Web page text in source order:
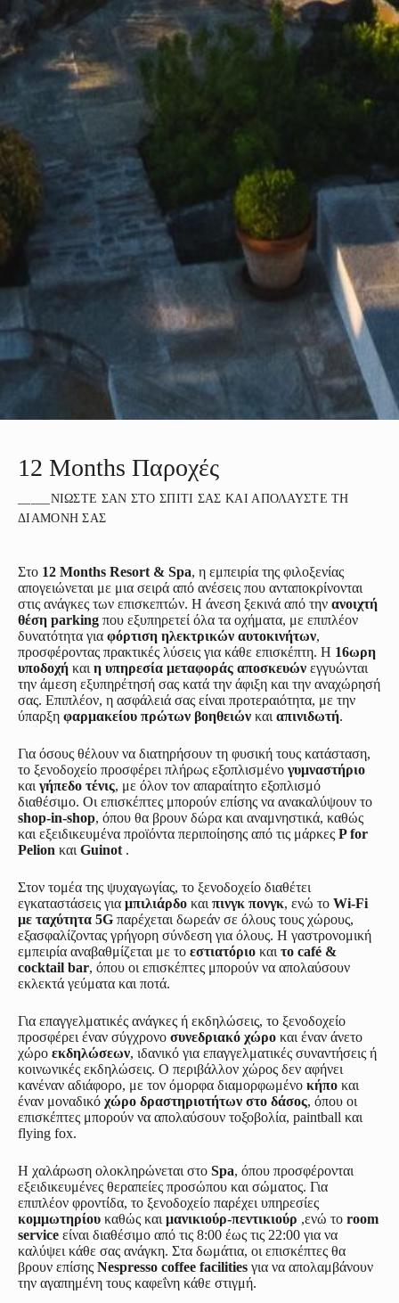
12 Months Παροχές
_____ΝΙΏΣΤΕ ΣΑΝ ΣΤΟ ΣΠΊΤΙ ΣΑΣ ΚΑΙ ΑΠΟΛΑΎΣΤΕ ΤΗ
ΔΙΑΜΟΝΉ ΣΑΣ
Στο 12 Months Resort & Spa, η εμπειρία της φιλοξενίας
απογειώνεται με μια σειρά από ανέσεις που ανταποκρίνονται
στις ανάγκες των επισκεπτών. Η άνεση ξεκινά από την ανοιχτή
θέση parking που εξυπηρετεί όλα τα οχήματα, με επιπλέον
δυνατότητα για φόρτιση ηλεκτρικών αυτοκινήτων,
προσφέροντας πρακτικές λύσεις για κάθε επισκέπτη. Η 16ωρη
υποδοχή και η υπηρεσία μεταφοράς αποσκευών εγγυώνται
την άμεση εξυπηρέτησή σας κατά την άφιξη και την αναχώρησή
σας. Επιπλέον, η ασφάλειά σας είναι προτεραιότητα, με την
ύπαρξη φαρμακείου πρώτων βοηθειών και απινιδωτή.
Για όσους θέλουν να διατηρήσουν τη φυσική τους κατάσταση,
το ξενοδοχείο προσφέρει πλήρως εξοπλισμένο γυμναστήριο
και γήπεδο τένις, με όλον τον απαραίτητο εξοπλισμό
διαθέσιμο. Οι επισκέπτες μπορούν επίσης να ανακαλύψουν το
shop-in-shop, όπου θα βρουν δώρα και αναμνηστικά, καθώς
και εξειδικευμένα προϊόντα περιποίησης από τις μάρκες P for
Pelion και Guinot .
Στον τομέα της ψυχαγωγίας, το ξενοδοχείο διαθέτει
εγκαταστάσεις για μπιλιάρδο και πινγκ πονγκ, ενώ το Wi-Fi
με ταχύτητα 5G παρέχεται δωρεάν σε όλους τους χώρους,
εξασφαλίζοντας γρήγορη σύνδεση για όλους. Η γαστρονομική
εμπειρία αναβαθμίζεται με το εστιατόριο και το café &
cocktail bar, όπου οι επισκέπτες μπορούν να απολαύσουν
εκλεκτά γεύματα και ποτά.
Για επαγγελματικές ανάγκες ή εκδηλώσεις, το ξενοδοχείο
προσφέρει έναν σύγχρονο συνεδριακό χώρο και έναν άνετο
χώρο εκδηλώσεων, ιδανικό για επαγγελματικές συναντήσεις ή
κοινωνικές εκδηλώσεις. Ο περιβάλλον χώρος δεν αφήνει
κανέναν αδιάφορο, με τον όμορφα διαμορφωμένο κήπο και
έναν μοναδικό χώρο δραστηριοτήτων στο δάσος, όπου οι
επισκέπτες μπορούν να απολαύσουν τοξοβολία, paintball και
flying fox.
Η χαλάρωση ολοκληρώνεται στο Spa, όπου προσφέρονται
εξειδικευμένες θεραπείες προσώπου και σώματος. Για
επιπλέον φροντίδα, το ξενοδοχείο παρέχει υπηρεσίες
κομμωτηρίου καθώς και μανικιούρ-πεντικιούρ ,ενώ το room
service είναι διαθέσιμο από τις 8:00 έως τις 22:00 για να
καλύψει κάθε σας ανάγκη. Στα δωμάτια, οι επισκέπτες θα
βρουν επίσης Nespresso coffee facilities για να απολαμβάνουν
την αγαπημένη τους καφεΐνη κάθε στιγμή.